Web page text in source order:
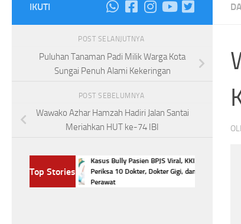
IKUTI
POST SELANJUTNYA
Puluhan Tanaman Padi Milik Warga Kota
Sungai Penuh Alami Kekeringan
POST SEBELUMNYA
Wawako Azhar Hamzah Hadiri Jalan Santai
Meriahkan HUT ke-74 IBI
Top Stories
Kasus Bully Pasien BPJS Viral, KKI
Periksa 10 Dokter, Dokter Gigi, dan
Perawat